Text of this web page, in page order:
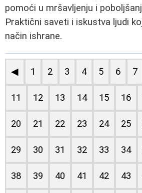
pomoći u mršavljenju i
Praktični saveti i iskustva ljudi
način ishrane.
◀ 1 2 3 4 5 6 7
11 12 13 14 15 16
20 21 22 23 24 25
29 30 31 32 33 34
38 39 40 41 42 43